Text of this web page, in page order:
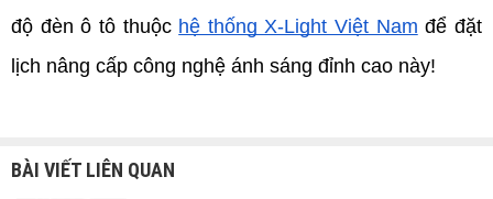
độ đèn ô tô thuộc hệ thống X-Light Việt Nam để đặt
lịch nâng cấp công nghệ ánh sáng đỉnh cao này!
BÀI VIẾT LIÊN QUAN